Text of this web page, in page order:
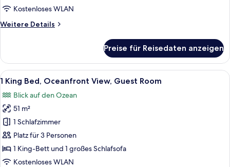
View,
Room
Kostenloses WLAN
Weitere Details
Weitere
Queen
Beds,
Ocean
Guest
Room
Preise für Reisedaten anzeigen
Alle
Fotos
für
1
King
Bed,
Oceanfront
View,
Ein Hotelzimmer mit einem großen
5
1 King Bed, Oceanfront View, Guest Room
Blick auf den Ozean
51 m²
1 Schlafzimmer
Platz für 3 Personen
1 King-Bett und 1 großes Schlafsofa
Kostenloses WLAN